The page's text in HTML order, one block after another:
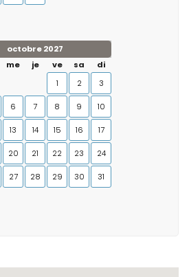
octobre 2027
me je ve sa
di
1
2 3
6 7 8 9 10
13 14 15 16 17
20 21 22 23 24
27 28 29 30 31